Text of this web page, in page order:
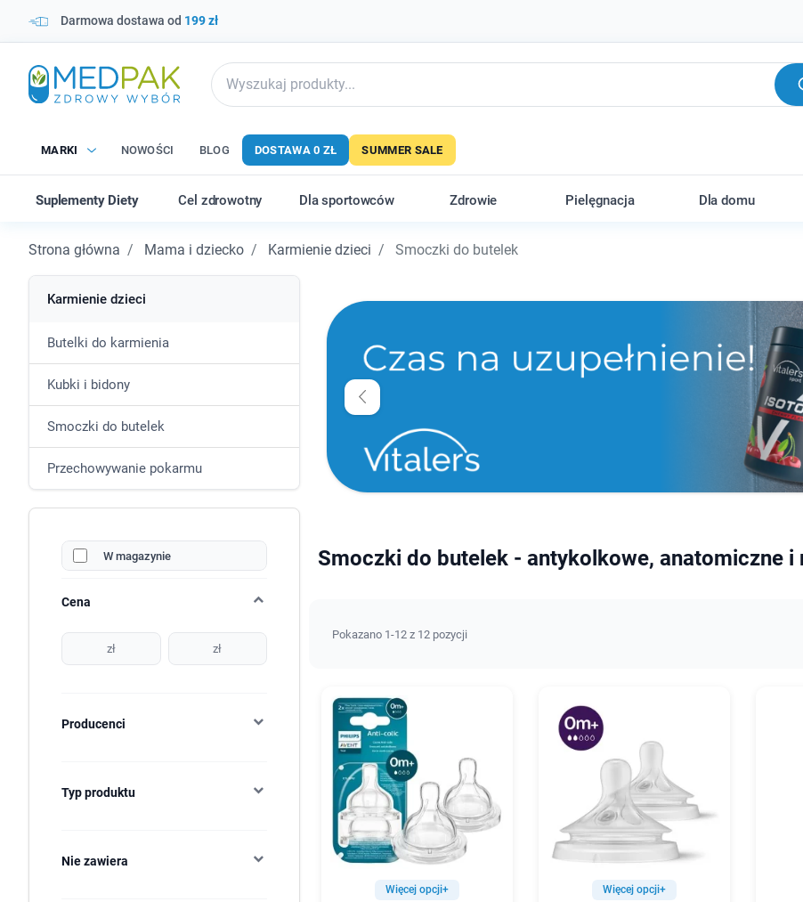
Darmowa dostawa od 199 zł
MARKI NOWOŚCI BLOG DOSTAWA 0 ZŁ SUMMER SALE
Suplementy Diety Cel zdrowotny Dla sportowców Zdrowie Pielęgnacja Dla domu
Strona główna Mama i dziecko Karmienie dzieci Smoczki do butelek
Karmienie dzieci
Butelki do karmienia
Kubki i bidony
Smoczki do butelek
Przechowywanie pokarmu
W magazynie
Cena
zł zł
Producenci
Typ produktu
Nie zawiera
Smoczki do butelek - antykolkowe, anatomiczne i
Pokazano 1-12 z 12 pozycji
Więcej opcji+ Więcej opcji+